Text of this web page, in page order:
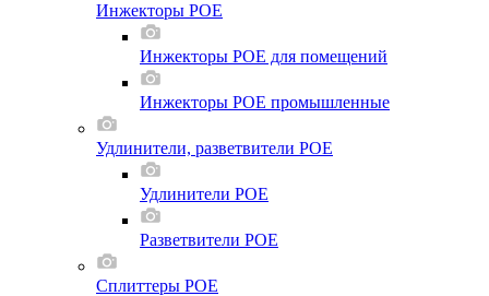
Инжекторы POE
Инжекторы POE для помещений
Инжекторы POE промышленные
Удлинители, разветвители POE
Удлинители POE
Разветвители POE
Сплиттеры POE